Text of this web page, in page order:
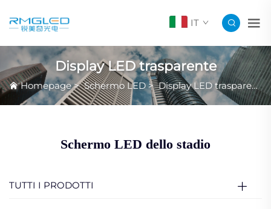
IT
Display LED trasparente
Homepage>Schermo LED>Display LED trasparente
Schermo LED dello stadio
TUTTI I PRODOTTI